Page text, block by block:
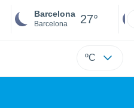
Barcelona
Barcelona 27°
ºC